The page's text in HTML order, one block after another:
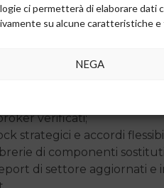
ci permetterà di elaborare dati
su alcune caratteristiche e
NEGA
un ufficio procurement
lead time variabili,
agli acquisti. Gli uffici
multi-tier dei fornitori,
verificati;
strategici e accordi
di componenti
di settore aggiornati